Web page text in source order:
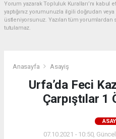
Yorum yazarak Topluluk Kuralları’nı
yaptığınız yorumunuzla ilgili doğrudan
üstleniyorsunuz. Yazılan tüm
tutulamaz.
Anasayfa Asayiş
Urfa’da Feci
Çarpıştılar 1
07.10.2021 - 10:50,